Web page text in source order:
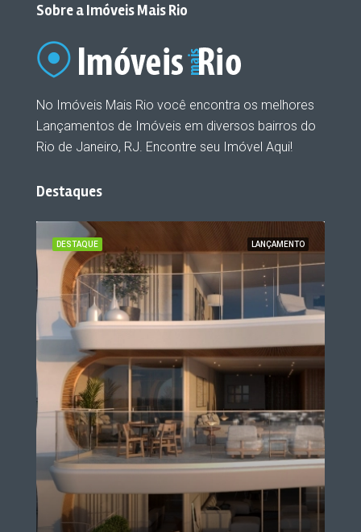
Sobre a Imóveis Mais Rio
No Imóveis Mais Rio você encontra os melhores
Lançamentos de Imóveis em diversos bairros do
Rio de Janeiro, RJ. Encontre seu Imóvel Aqui!
Destaques
LANÇAMENTO
DESTAQUE